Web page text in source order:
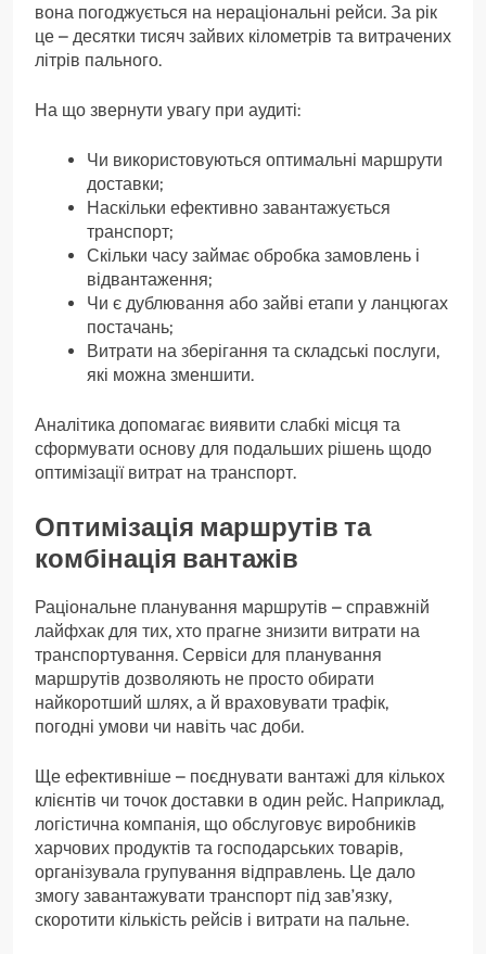
вона погоджується на нераціональні рейси. За рік
це – десятки тисяч зайвих кілометрів та витрачених
літрів пального.
На що звернути увагу при аудиті:
Чи використовуються оптимальні маршрути
доставки;
Наскільки ефективно завантажується
транспорт;
Скільки часу займає обробка замовлень і
відвантаження;
Чи є дублювання або зайві етапи у ланцюгах
постачань;
Витрати на зберігання та складські послуги,
які можна зменшити.
Аналітика допомагає виявити слабкі місця та
сформувати основу для подальших рішень щодо
оптимізації витрат на транспорт.
Оптимізація маршрутів та
комбінація вантажів
Раціональне планування маршрутів – справжній
лайфхак для тих, хто прагне знизити витрати на
транспортування. Сервіси для планування
маршрутів дозволяють не просто обирати
найкоротший шлях, а й враховувати трафік,
погодні умови чи навіть час доби.
Ще ефективніше – поєднувати вантажі для кількох
клієнтів чи точок доставки в один рейс. Наприклад,
логістична компанія, що обслуговує виробників
харчових продуктів та господарських товарів,
організувала групування відправлень. Це дало
змогу завантажувати транспорт під зав’язку,
скоротити кількість рейсів і витрати на пальне.